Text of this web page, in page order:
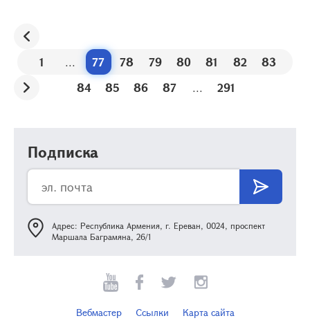
1 ... 77 78 79 80 81 82
83
84
85 86 87 ... 291
Подписка
Адрес: Республика Армения, г. Ереван, 0024, проспект
Маршала Баграмяна, 26/1
Вебмастер Ссылки Карта сайта